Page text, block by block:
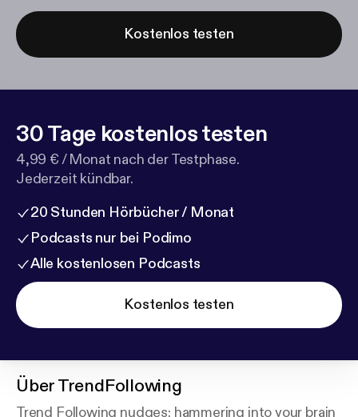
Kostenlos testen
30 Tage kostenlos testen
4,99 € / Monat nach der Testphase.
Jederzeit kündbar.
20 Stunden Hörbücher / Monat
Podcasts nur bei Podimo
Alle kostenlosen Podcasts
Kostenlos testen
ÜberTrendFollowing
Trend Following nudges: hammering into your brain